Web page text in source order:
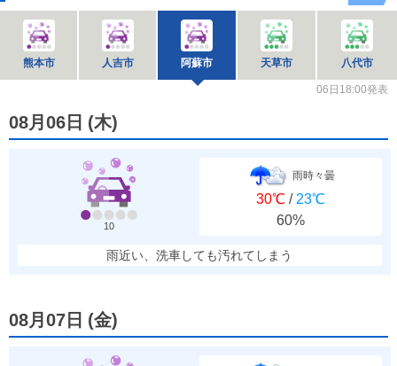
熊本市 人吉市 阿蘇市 天草市 八代市
06日18:00発表
08月06日 (木)
10
雨時々曇
30℃ / 23℃
60%
雨近い、洗車しても汚れてしまう
08月07日 (金)